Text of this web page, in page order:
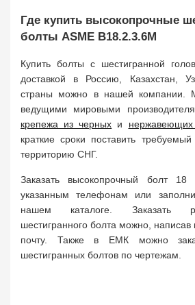
Где купить высокопрочные
болты ASME B18.2.3.6M
Купить болты с шестигранной
доставкой в Россию, Казахстан,
страны можно в нашей компании.
ведущими мировыми
крепежа из черных и нержавеющих
краткие сроки поставить
территорию СНГ.
Заказать высокопрочный болт
указанным телефонам или
нашем каталоге. Заказать
шестигранного болта можно,
почту. Также в ЕМК можно
шестигранных болтов по чертежам.